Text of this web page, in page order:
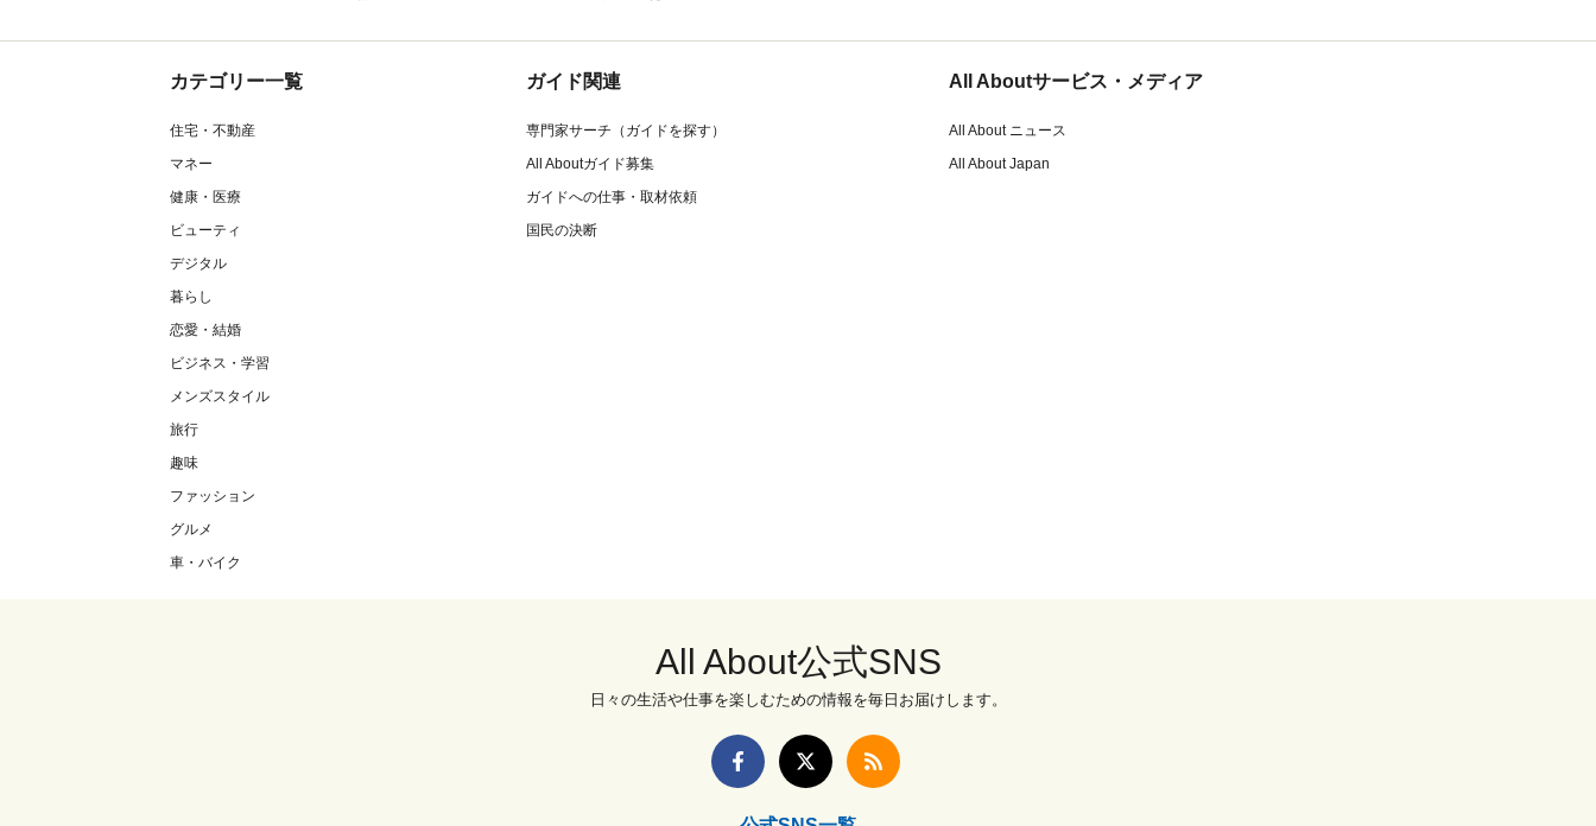
カテゴリー一覧
住宅・不動産
マネー
健康・医療
ビューティ
デジタル
暮らし
恋愛・結婚
ビジネス・学習
メンズスタイル
旅行
趣味
ファッション
グルメ
車・バイク
ガイド関連
専門家サーチ（ガイドを探す）
All Aboutガイド募集
ガイドへの仕事・取材依頼
国民の決断
All Aboutサービス・メディア
All About ニュース
All About Japan
All About公式SNS
日々の生活や仕事を楽しむための情報を毎日お届けします。